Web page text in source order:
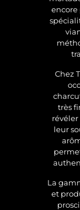
encore
Chez
très
leur
La
et